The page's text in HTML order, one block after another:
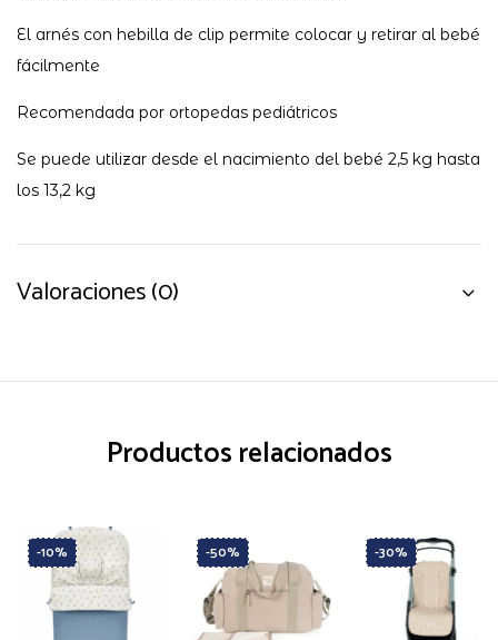
El arnés con hebilla de clip permite colocar y retirar al bebé
fácilmente
Recomendada por ortopedas pediátricos
Se puede utilizar desde el nacimiento del bebé 2,5 kg hasta
los 13,2 kg
Valoraciones (0)
Productos relacionados
-10% -50% -30%